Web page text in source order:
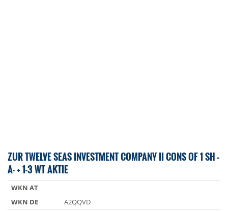
ZUR TWELVE SEAS INVESTMENT COMPANY II CONS OF 1 SH -
A- + 1-3 WT AKTIE
WKN AT
WKN DE
A2QQVD